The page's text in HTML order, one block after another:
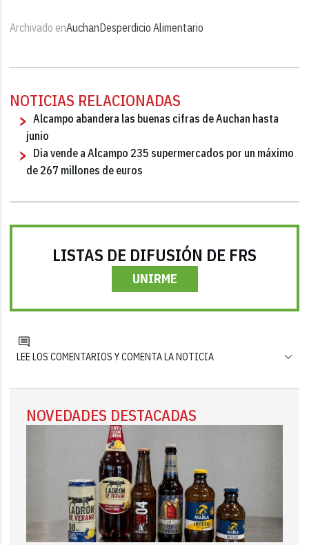
Archivado enAuchanDesperdicio Alimentario
NOTICIAS RELACIONADAS
Alcampo abandera las buenas cifras de Auchan hasta
junio
Dia vende a Alcampo 235 supermercados por un máximo
de 267 millones de euros
LISTAS DE DIFUSIÓN DE FRS
UNIRME
LEE LOS COMENTARIOS Y COMENTA LA NOTICIA
NOVEDADES DESTACADAS